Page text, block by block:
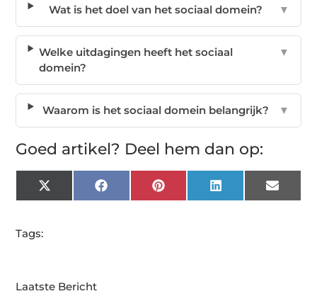
Wat is het doel van het sociaal domein? ▼
Welke uitdagingen heeft het sociaal
domein?
▼
Waarom is het sociaal domein belangrijk? ▼
Goed artikel? Deel hem dan op:
X
(Twitter)
FacebookPinterest LinkedIn Email
Tags:
Laatste Bericht